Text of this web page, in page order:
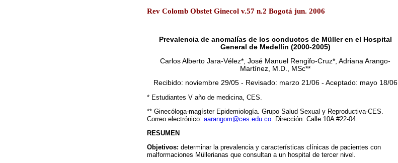
Rev Colomb Obstet Ginecol v.57 n.2 Bogotá jun. 2006
Prevalencia de anomalías de los conductos de Müller en el Hospital
General de Medellín (2000-2005)
Carlos Alberto Jara-Vélez*, José Manuel Rengifo-Cruz*, Adriana Arango-
Martínez, M.D., MSc**
Recibido: noviembre 29/05 - Revisado: marzo 21/06 - Aceptado: mayo 18/06
* Estudiantes V año de medicina, CES.
** Ginecóloga-magíster Epidemiología. Grupo Salud Sexual y Reproductiva-CES.
Correo electrónico: aarangom@ces.edu.co . Dirección: Calle 10A #22-04.
RESUMEN
Objetivos: determinar la prevalencia y características clínicas de pacientes con
malformaciones Müllerianas que consultan a un hospital de tercer nivel.